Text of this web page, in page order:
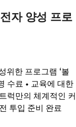
자 양성 프로
위한 프로그램 ‘볼
수료 • 교육에 대한
럭만의 체계적인 커
투입 준비 완료